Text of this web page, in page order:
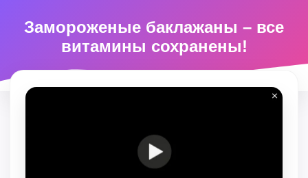
Замороженые баклажаны – все
витамины сохранены!